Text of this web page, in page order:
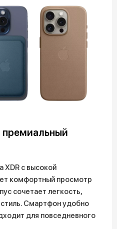
XDR с высокой
комфортный просмотр
сочетает легкость,
Смартфон удобно
для повседневного